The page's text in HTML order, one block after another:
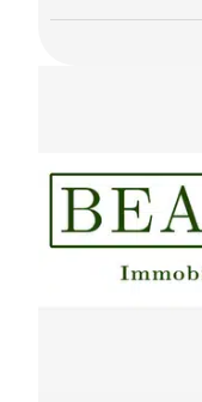
mode,
services haut de
CAVISTE, THE/
du DAB :